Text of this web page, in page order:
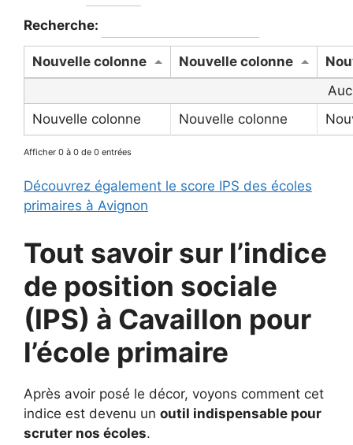
Recherche:
Nouvelle colonne Nouvelle colonne
Nouvelle colonne
Nouvelle colonne
Afficher 0 à 0 de 0 entrées
Découvrez également le score IPS des écoles
primaires à Avignon
Tout savoir sur l’indice
de position sociale
(IPS) à Cavaillon pour
l’école primaire
Après avoir posé le décor, voyons comment cet
indice est devenu un outil indispensable pour
scruter nos écoles.